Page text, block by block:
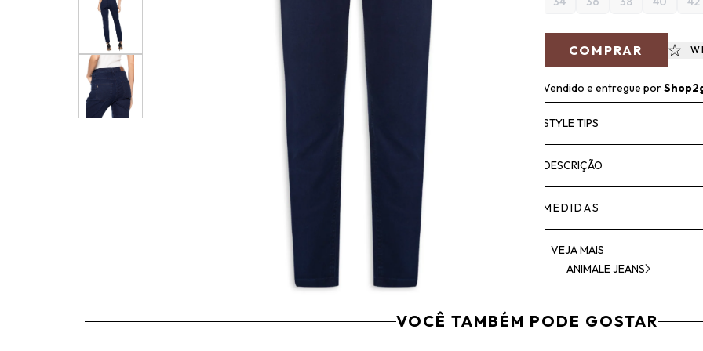
COMPRAR
Vendido e entregue por
STYLE TIPS
DESCRIÇÃO
MEDIDAS
VEJA MAIS
ANIMALE JEANS
VOCÊ TAMBÉM PODE GOSTAR